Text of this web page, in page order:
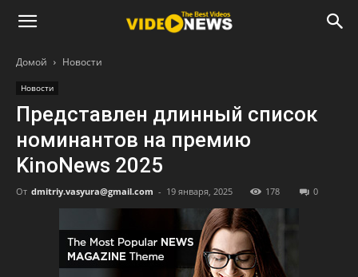
Домой Новости
Новости
Представлен длинный список
номинантов на премию
KinoNews 2025
От dmitriy.vasyura@gmail.com - 19 января, 2025 178 0